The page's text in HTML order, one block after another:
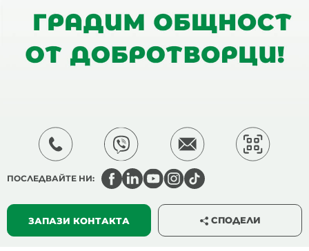
ПОСЛЕДВАЙТЕ НИ:
ЗАПАЗИ КОНТАКТА СПОДЕЛИ